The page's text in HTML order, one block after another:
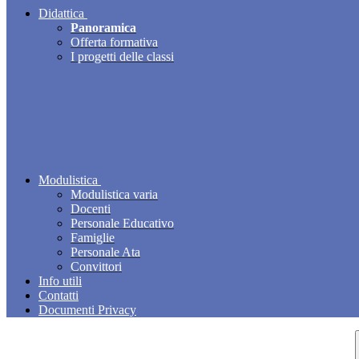
Didattica
Panoramica
Offerta formativa
I progetti delle classi
Modulistica
Modulistica varia
Docenti
Personale Educativo
Famiglie
Personale Ata
Convittori
Info utili
Contatti
Documenti Privacy